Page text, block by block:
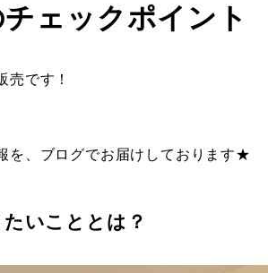
ェックポイント
です！
を、ブログでお届けしております★
いこととは？